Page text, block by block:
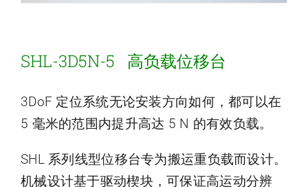
SHL-3D5N-5 高负载位移台
3DoF 定位系统无论安装方向如何，都可以在
5 毫米的范围内提升高达 5 N 的有效负载。
SHL 系列线型位移台专为搬运重负载而设计。
机械设计基于驱动楔块，可保证高运动分辨